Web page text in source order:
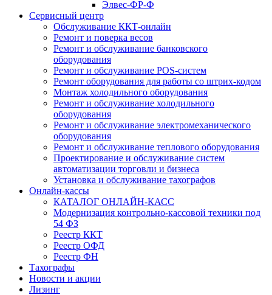
Элвес-ФР-Ф
Сервисный центр
Обслуживание ККТ-онлайн
Ремонт и поверка весов
Ремонт и обслуживание банковского
оборудования
Ремонт и обслуживание POS-систем
Ремонт оборудования для работы со штрих-кодом
Монтаж холодильного оборудования
Ремонт и обслуживание холодильного
оборудования
Ремонт и обслуживание электромеханического
оборудования
Ремонт и обслуживание теплового оборудования
Проектирование и обслуживание систем
автоматизации торговли и бизнеса
Установка и обслуживание тахографов
Онлайн-кассы
КАТАЛОГ ОНЛАЙН-КАСС
Модернизация контрольно-кассовой техники под
54 ФЗ
Реестр ККТ
Реестр ОФД
Реестр ФН
Тахографы
Новости и акции
Лизинг